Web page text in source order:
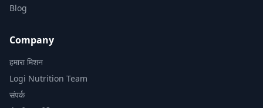
Blog
Company
हमारा मिशन
Logi Nutrition Team
संपर्क